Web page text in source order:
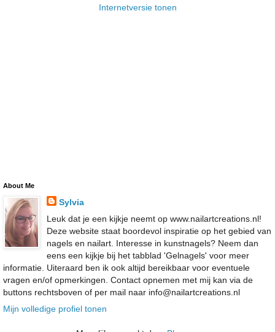
Internetversie tonen
About Me
Sylvia
Leuk dat je een kijkje neemt op www.nailartcreations.nl!
Deze website staat boordevol inspiratie op het gebied van
nagels en nailart. Interesse in kunstnagels? Neem dan
eens een kijkje bij het tabblad 'Gelnagels' voor meer
informatie. Uiteraard ben ik ook altijd bereikbaar voor eventuele
vragen en/of opmerkingen. Contact opnemen met mij kan via de
buttons rechtsboven of per mail naar info@nailartcreations.nl
Mijn volledige profiel tonen